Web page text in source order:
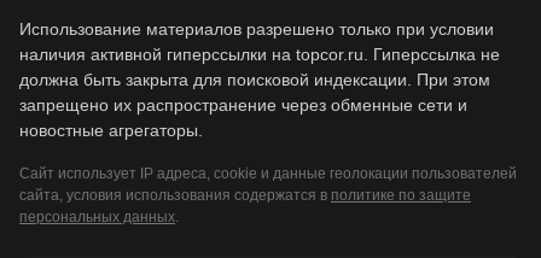
Использование материалов разрешено только при условии
наличия активной гиперссылки на topcor.ru. Гиперссылка не
должна быть закрыта для поисковой индексации. При этом
запрещено их распространение через обменные сети и
новостные агрегаторы.
Сайт использует IP адреса, cookie и данные геолокации пользователей
сайта, условия использования содержатся в политике по защите
персональных данных.